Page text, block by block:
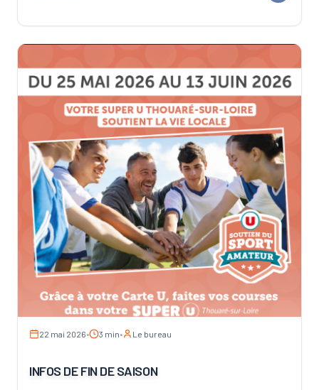
22 mai 2026• 3 min• Le bureau
INFOS DE FIN DE SAISON